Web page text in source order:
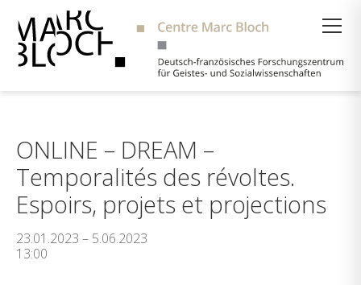
ONLINE – DREAM –
Temporalités des révoltes.
Espoirs, projets et projections
23.01.2023 – 5.06.2023
13:00